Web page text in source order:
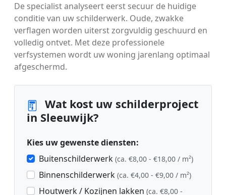
De specialist analyseert eerst secuur de huidige
conditie van uw schilderwerk. Oude, zwakke
verflagen worden uiterst zorgvuldig geschuurd en
volledig ontvet. Met deze professionele
verfsystemen wordt uw woning jarenlang optimaal
afgeschermd.
Wat kost uw schilderproject
in Sleeuwijk?
Kies uw gewenste diensten:
Buitenschilderwerk (ca. €8,00 - €18,00 / m²)
Binnenschilderwerk (ca. €4,00 - €9,00 / m²)
Houtwerk / Kozijnen lakken (ca. €8,00 -